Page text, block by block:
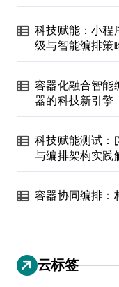
科技赋能：小程
级与智能编排策
容器化融合智能
器的科技新引擎
科技赋能测试：
与编排架构实践
容器协同编排：
云标签